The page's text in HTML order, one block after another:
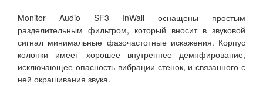
Monitor Audio SF3 InWall оснащены простым
разделительным фильтром, который вносит в звуковой
сигнал минимальные фазочастотные искажения. Корпус
колонки имеет хорошее внутреннее демпфирование,
исключающее опасность вибрации стенок, и связанного с
ней окрашивания звука.